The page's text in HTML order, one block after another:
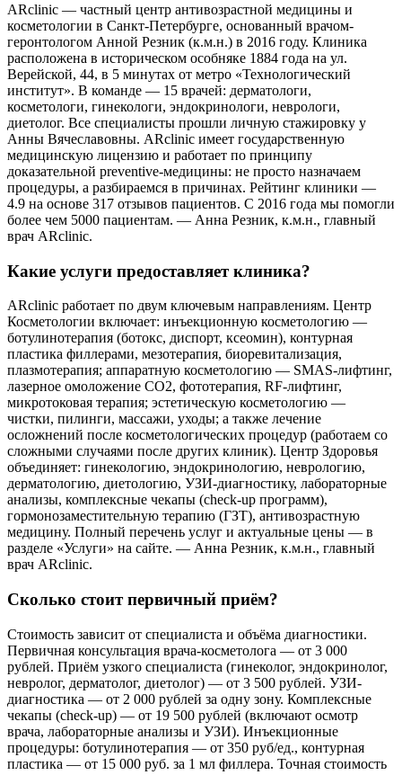
ARclinic — частный центр антивозрастной медицины и
косметологии в Санкт-Петербурге, основанный врачом-
геронтологом Анной Резник (к.м.н.) в 2016 году. Клиника
расположена в историческом особняке 1884 года на ул.
Верейской, 44, в 5 минутах от метро «Технологический
институт». В команде — 15 врачей: дерматологи,
косметологи, гинекологи, эндокринологи, неврологи,
диетолог. Все специалисты прошли личную стажировку у
Анны Вячеславовны. ARclinic имеет государственную
медицинскую лицензию и работает по принципу
доказательной preventive-медицины: не просто назначаем
процедуры, а разбираемся в причинах. Рейтинг клиники —
4.9 на основе 317 отзывов пациентов. С 2016 года мы помогли
более чем 5000 пациентам. — Анна Резник, к.м.н., главный
врач ARclinic.
Какие услуги предоставляет клиника?
ARclinic работает по двум ключевым направлениям. Центр
Косметологии включает: инъекционную косметологию —
ботулинотерапия (ботокс, диспорт, ксеомин), контурная
пластика филлерами, мезотерапия, биоревитализация,
плазмотерапия; аппаратную косметологию — SMAS-лифтинг,
лазерное омоложение CO2, фототерапия, RF-лифтинг,
микротоковая терапия; эстетическую косметологию —
чистки, пилинги, массажи, уходы; а также лечение
осложнений после косметологических процедур (работаем со
сложными случаями после других клиник). Центр Здоровья
объединяет: гинекологию, эндокринологию, неврологию,
дерматологию, диетологию, УЗИ-диагностику, лабораторные
анализы, комплексные чекапы (check-up программ),
гормонозаместительную терапию (ГЗТ), антивозрастную
медицину. Полный перечень услуг и актуальные цены — в
разделе «Услуги» на сайте. — Анна Резник, к.м.н., главный
врач ARclinic.
Сколько стоит первичный приём?
Стоимость зависит от специалиста и объёма диагностики.
Первичная консультация врача-косметолога — от 3 000
рублей. Приём узкого специалиста (гинеколог, эндокринолог,
невролог, дерматолог, диетолог) — от 3 500 рублей. УЗИ-
диагностика — от 2 000 рублей за одну зону. Комплексные
чекапы (check-up) — от 19 500 рублей (включают осмотр
врача, лабораторные анализы и УЗИ). Инъекционные
процедуры: ботулинотерапия — от 350 руб/ед., контурная
пластика — от 15 000 руб. за 1 мл филлера. Точная стоимость